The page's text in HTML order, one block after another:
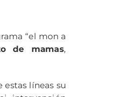
“el mon a
de mamas,
líneas su